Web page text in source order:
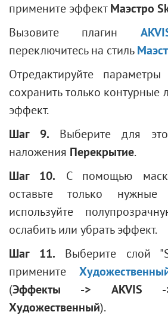
примените эффектМаэстро
Вызовите плагин
переключитесь на стиль
Отредактируйте
сохранить только контурные
эффект.
Шаг 9. Выберите для
наложения Перекрытие.
Шаг 10. С помощью
оставьте только
используйте
ослабить или убрать эффект.
Шаг 11. Выберите слой
примените
(Эффекты -> AKVIS
Художественный).